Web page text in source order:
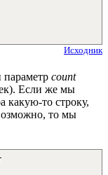
Исходник
параметр count
Если же мы
какую-то строку,
то мы